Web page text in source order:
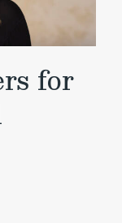
for